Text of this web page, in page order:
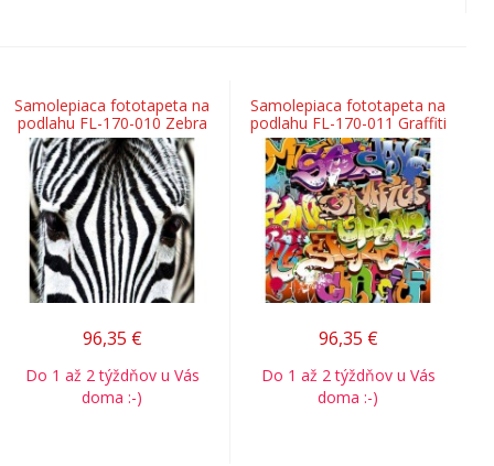
Samolepiaca fototapeta na
podlahu FL-170-010 Zebra
96,35 €
Do 1 až 2 týždňov u Vás
doma :-)
Samolepiaca fototapeta na
podlahu FL-170-011 Graffiti
96,35 €
Do 1 až 2 týždňov u Vás
doma :-)